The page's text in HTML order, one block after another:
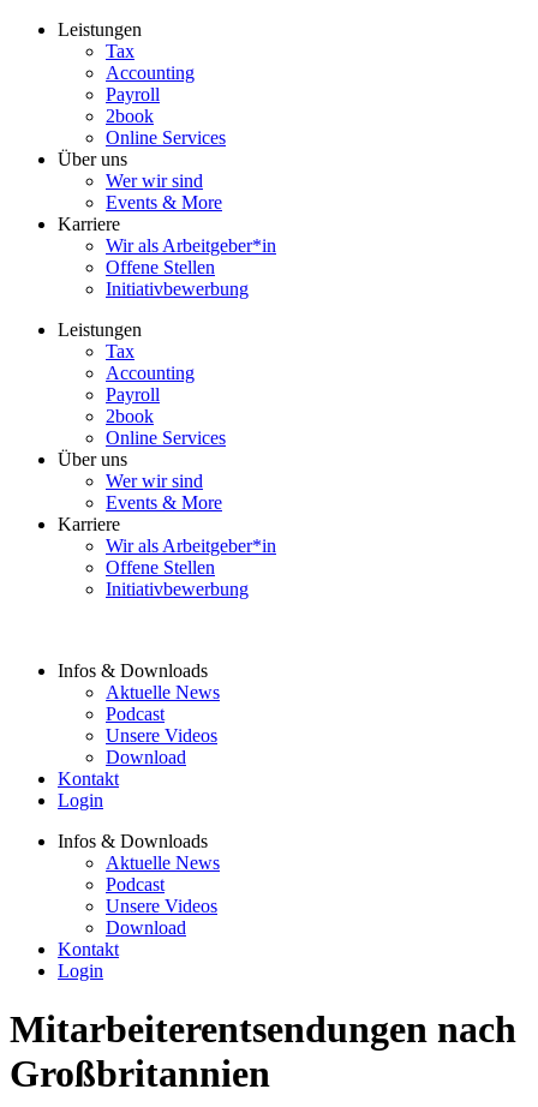
Zum
Leistungen
Tax
Accounting
Payroll
2book
Online Services
Über uns
Wer wir sind
Events & More
Karriere
Wir als Arbeitgeber*in
Offene Stellen
Initiativbewerbung
Leistungen
Tax
Accounting
Payroll
2book
Online Services
Über uns
Wer wir sind
Events & More
Karriere
Wir als Arbeitgeber*in
Offene Stellen
Initiativbewerbung
Infos & Downloads
Aktuelle News
Podcast
Unsere Videos
Download
Kontakt
Login
Infos & Downloads
Aktuelle News
Podcast
Unsere Videos
Download
Kontakt
Login
Mitarbeiterentsendungen nach
Großbritannien